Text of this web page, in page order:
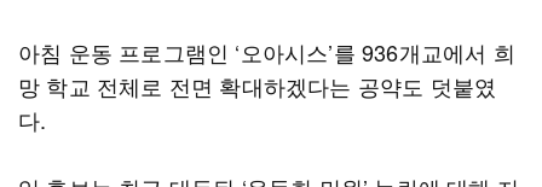
아침 운동 프로그램인 ‘오아시스’를 936개교에서 희
망 학교 전체로 전면 확대하겠다는 공약도 덧붙였
다.